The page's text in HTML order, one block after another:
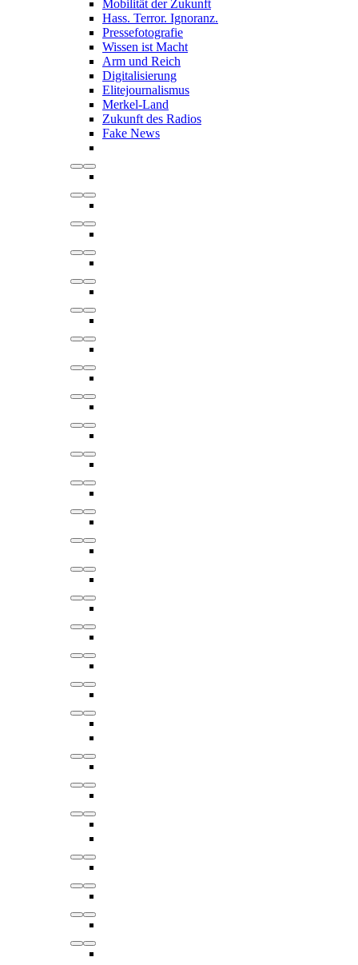
Mobilität der Zukunft
Hass. Terror. Ignoranz.
Pressefotografie
Wissen ist Macht
Arm und Reich
Digitalisierung
Elitejournalismus
Merkel-Land
Zukunft des Radios
Fake News